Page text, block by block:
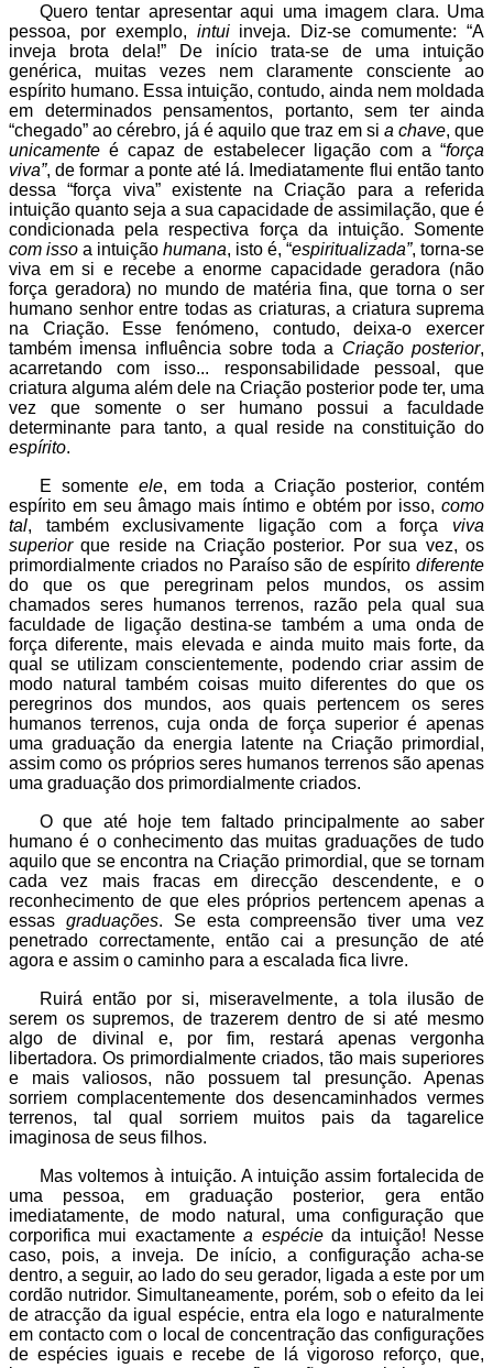
Quero tentar apresentar aqui uma imagem clara. Uma
pessoa, por exemplo, intui inveja. Diz-se comumente: “A
inveja brota dela!” De início trata-se de uma intuição
genérica, muitas vezes nem claramente consciente ao
espírito humano. Essa intuição, contudo, ainda nem moldada
em determinados pensamentos, portanto, sem ter ainda
“chegado” ao cérebro, já é aquilo que traz em si a chave, que
unicamenteé capaz de estabelecer ligação com a “força
viva”, de formar a ponte até lá. Imediatamente flui então tanto
dessa “força viva” existente na Criação para a referida
intuição quanto seja a sua capacidade de assimilação, que é
condicionada pela respectiva força da intuição. Somente
com isso a intuição humana, isto é, “espiritualizada”, torna-se
viva em si e recebe a enorme capacidade geradora (não
força geradora) no mundo de matéria fina, que torna o ser
humano senhor entre todas as criaturas, a criatura suprema
na Criação. Esse fenómeno, contudo, deixa-o exercer
também imensa influência sobre toda a Criação posterior,
acarretando com isso... responsabilidade pessoal, que
criatura alguma além dele na Criação posterior pode ter, uma
vez que somente o ser humano possui a faculdade
determinante para tanto, a qual reside na constituição do
espírito.
E somente ele, em toda a Criação posterior, contém
espírito em seu âmago mais íntimo e obtém por isso, como
tal, também exclusivamente ligação com a força viva
superiorque reside na Criação posterior. Por sua vez, os
primordialmente criados no Paraíso são de espírito diferente
do que os que peregrinam pelos mundos, os assim
chamados seres humanos terrenos, razão pela qual sua
faculdade de ligação destina-se também a uma onda de
força diferente, mais elevada e ainda muito mais forte, da
qual se utilizam conscientemente, podendo criar assim de
modo natural também coisas muito diferentes do que os
peregrinos dos mundos, aos quais pertencem os seres
humanos terrenos, cuja onda de força superior é apenas
uma graduação da energia latente na Criação primordial,
assim como os próprios seres humanos terrenos são apenas
uma graduação dos primordialmente criados.
O que até hoje tem faltado principalmente ao saber
humano é o conhecimento das muitas graduações de tudo
aquilo que se encontra na Criação primordial, que se tornam
cada vez mais fracas em direcção descendente, e o
reconhecimento de que eles próprios pertencem apenas a
essas graduações. Se esta compreensão tiver uma vez
penetrado correctamente, então cai a presunção de até
agora e assim o caminho para a escalada fica livre.
Ruirá então por si, miseravelmente, a tola ilusão de
serem os supremos, de trazerem dentro de si até mesmo
algo de divinal e, por fim, restará apenas vergonha
libertadora. Os primordialmente criados, tão mais superiores
e mais valiosos, não possuem tal presunção. Apenas
sorriem complacentemente dos desencaminhados vermes
terrenos, tal qual sorriem muitos pais da tagarelice
imaginosa de seus filhos.
Mas voltemos à intuição. A intuição assim fortalecida de
uma pessoa, em graduação posterior, gera então
imediatamente, de modo natural, uma configuração que
corporifica mui exactamentea espécieda intuição! Nesse
caso, pois, a inveja. De início, a configuração acha-se
dentro, a seguir, ao lado do seu gerador, ligada a este por um
cordão nutridor. Simultaneamente, porém, sob o efeito da lei
de atracção da igual espécie, entra ela logo e naturalmente
em contacto com o local de concentração das configurações
de espécies iguais e recebe de lá vigoroso reforço, que,